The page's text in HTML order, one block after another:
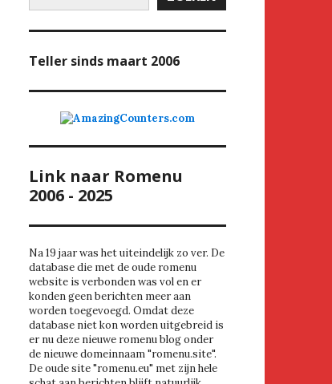
Teller sinds maart 2006
Link naar Romenu
2006 - 2025
Na 19 jaar was het uiteindelijk zo ver. De
database die met de oude romenu
website is verbonden was vol en er
konden geen berichten meer aan
worden toegevoegd. Omdat deze
database niet kon worden uitgebreid is
er nu deze nieuwe romenu blog onder
de nieuwe domeinnaam "romenu.site".
De oude site "romenu.eu" met zijn hele